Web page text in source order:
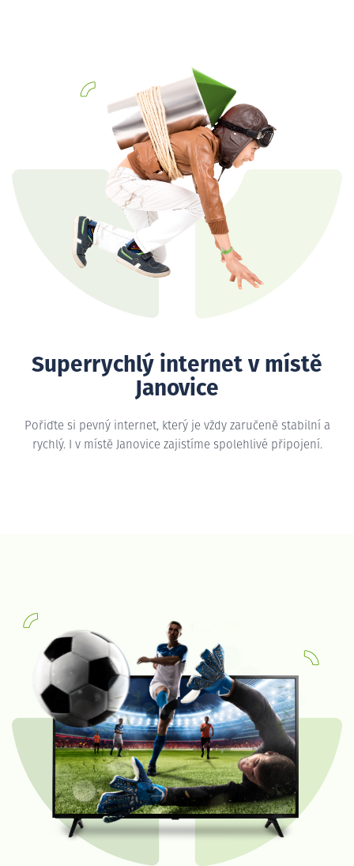
Superrychlý internet v místě
Janovice
Pořiďte si pevný internet, který je vždy zaručeně stabilní a
rychlý. I v místě Janovice zajistíme spolehlivé připojení.